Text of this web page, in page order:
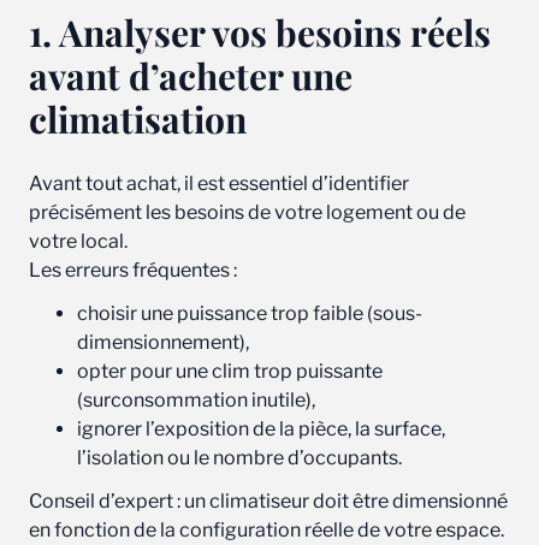
1. Analyser vos besoins réels
avant d’acheter une
climatisation
Avant tout achat, il est essentiel d’identifier
précisément les besoins de votre logement ou de
votre local.
Les erreurs fréquentes :
choisir une puissance trop faible (sous-
dimensionnement),
opter pour une clim trop puissante
(surconsommation inutile),
ignorer l’exposition de la pièce, la surface,
l’isolation ou le nombre d’occupants.
Conseil d’expert : un climatiseur doit être dimensionné
en fonction de la configuration réelle de votre espace.